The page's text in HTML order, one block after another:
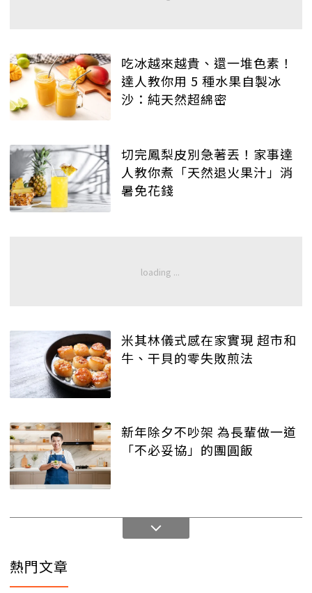
吃冰越來越貴、還一堆色素！
達人教你用 5 種水果自製冰
沙：純天然超綿密
切完鳳梨皮別急著丟！家事達
人教你煮「天然退火果汁」消
暑免花錢
米其林儀式感在家實現 超市和
牛、干貝的零失敗煎法
新年除夕不吵架 為長輩做一道
「不必妥協」的團圓飯
熱門文章